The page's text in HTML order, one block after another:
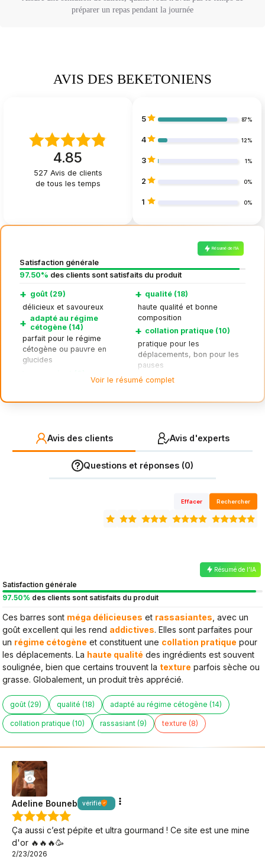
préparer un repas pendant la journée
AVIS DES BEKETONIENS
4.85
527 Avis de clients
de tous les temps
5 87%
4 12%
3 1%
2 0%
1 0%
Résumé de l’IA
Satisfaction générale
97.50% des clients sont satisfaits du produit
+ goût (29)
délicieux et savoureux
+ adapté au régime
cétogène (14)
parfait pour le régime
cétogène ou pauvre en
glucides
+ qualité (18)
haute qualité et bonne
composition
+ collation pratique (10)
pratique pour les
déplacements, bon pour les
pauses
– texture (8)
Voir le résumé complet
Avis des clients Avis d'experts
Questions et réponses (0)
Effacer Rechercher
Résumé de l’IA
Satisfaction générale
97.50% des clients sont satisfaits du produit
Ces barres sont méga délicieuses et rassasiantes , avec un
goût excellent qui les rend addictives. Elles sont parfaites pour
un régime cétogène et constituent une collation pratique pour
les déplacements. La haute qualité des ingrédients est souvent
soulignée, bien que certains trouvent la texture parfois sèche ou
grasse. Globalement, un produit très apprécié.
goût (29) qualité (18) adapté au régime cétogène (14)
collation pratique (10) rassasiant (9) texture (8)
Adeline Bouneb vérifié
Ça aussi c’est pépite et ultra gourmand ! Ce site est une mine
d'or 🔥🔥🔥🥳
2/23/2026